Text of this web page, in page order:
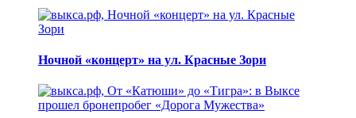
Ночной «концерт» на ул. Красные Зори